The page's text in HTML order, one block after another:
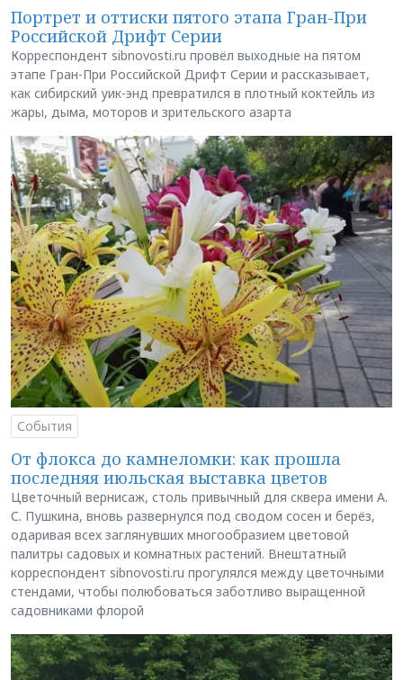
Портрет и оттиски пятого этапа Гран-При
Российской Дрифт Серии
Корреспондент sibnovosti.ru провёл выходные на пятом
этапе Гран-При Российской Дрифт Серии и рассказывает,
как сибирский уик-энд превратился в плотный коктейль из
жары, дыма, моторов и зрительского азарта
События
От флокса до камнеломки: как прошла
последняя июльская выставка цветов
Цветочный вернисаж, столь привычный для сквера имени А.
С. Пушкина, вновь развернулся под сводом сосен и берёз,
одаривая всех заглянувших многообразием цветовой
палитры садовых и комнатных растений. Внештатный
корреспондент sibnovosti.ru прогулялся между цветочными
стендами, чтобы полюбоваться заботливо выращенной
садовниками флорой